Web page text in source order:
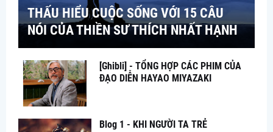
THẤU HIỂU CUỘC SỐNG VỚI 15 CÂU
NÓI CỦA THIỀN SƯ THÍCH NHẤT HẠNH
[Ghibli] - TỔNG HỢP CÁC PHIM CỦA
ĐẠO DIỄN HAYAO MIYAZAKI
Blog 1 - KHI NGƯỜI TA TRẺ